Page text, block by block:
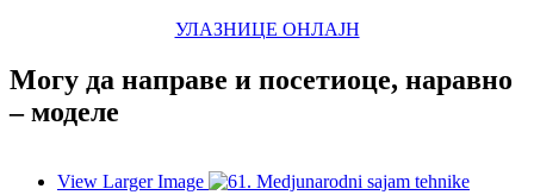
УЛАЗНИЦЕ ОНЛАЈН
Могу да направе и посетиоце, наравно
– моделе
View Larger Image